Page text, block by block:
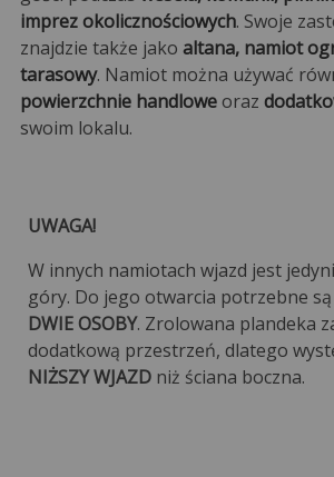
imprez okolicznościowych. Swoje
znajdzie także jako altana, namiot
tarasowy. Namiot można używać
powierzchnie handloweoraz
swoim lokalu.
UWAGA!
W innych namiotach wjazd jest
góry. Do jego otwarcia potrzebne
DWIE OSOBY. Zrolowana plandeka
dodatkową przestrzeń, dlatego
NIŻSZY WJAZD niż ściana